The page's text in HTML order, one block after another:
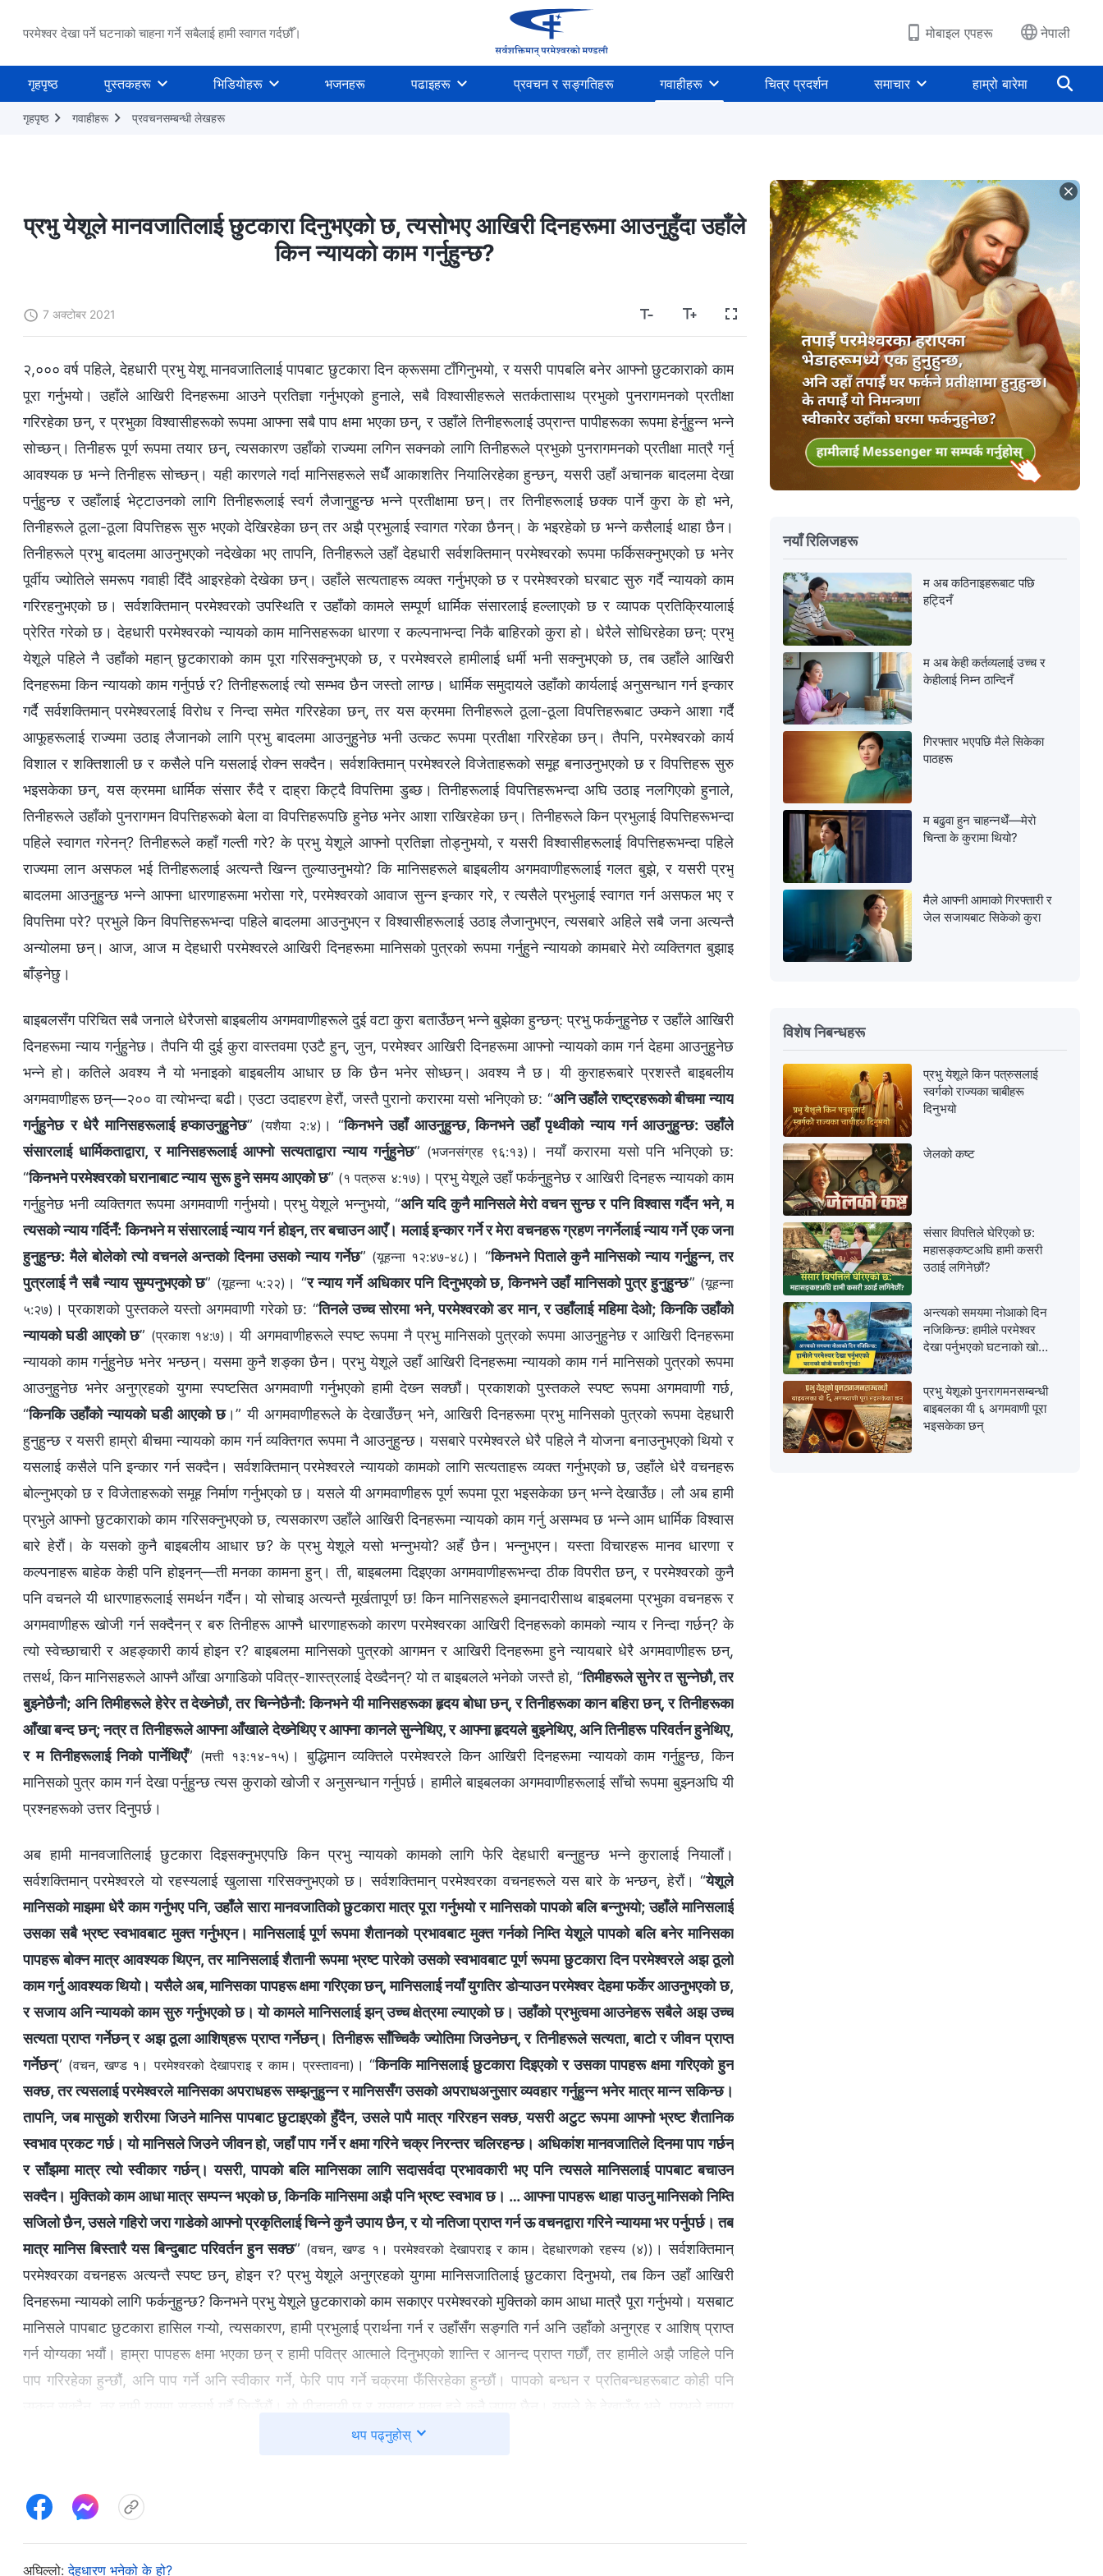
परमेश्वर देखा पर्ने घटनाको चाहना गर्ने सबैलाई हामी स्वागत गर्दछौँ। मोबाइल एपहरू नेपाली
गृहपृष्ठ पुस्तकहरू भिडियोहरू भजनहरू पढाइहरू प्रवचन र सङ्गतिहरू गवाहीहरू चित्र प्रदर्शन समाचार हाम्रो बारेमा
गृहपृष्ठ गवाहीहरू प्रवचनसम्‍बन्धी लेखहरू
प्रभु येशूले मानवजातिलाई छुटकारा दिनुभएको छ, त्यसोभए आखिरी दिनहरूमा आउनुहुँदा उहाँले
किन न्यायको काम गर्नुहुन्छ?
7 अक्टोबर 2021
२,००० वर्ष पहिले, देहधारी प्रभु येशू मानवजातिलाई पापबाट छुटकारा दिन क्रूसमा टाँगिनुभयो, र यसरी पापबलि बनेर आफ्‍नो छुटकाराको काम
पूरा गर्नुभयो। उहाँले आखिरी दिनहरूमा आउने प्रतिज्ञा गर्नुभएको हुनाले, सबै विश्‍वासीहरूले सतर्कतासाथ प्रभुको पुनरागमनको प्रतीक्षा
गरिरहेका छन्, र प्रभुका विश्‍वासीहरूको रूपमा आफ्ना सबै पाप क्षमा भएका छन्, र उहाँले तिनीहरूलाई उप्रान्त पापीहरूका रूपमा हेर्नुहुन्‍न भन्‍ने
सोच्छन्। तिनीहरू पूर्ण रूपमा तयार छन्, त्यसकारण उहाँको राज्यमा लगिन सक्नको लागि तिनीहरूले प्रभुको पुनरागमनको प्रतीक्षा मात्रै गर्नु
आवश्यक छ भन्‍ने तिनीहरू सोच्छन्। यही कारणले गर्दा मानिसहरूले सधैँ आकाशतिर नियालिरहेका हुन्छन्, यसरी उहाँ अचानक बादलमा देखा
पर्नुहुन्छ र उहाँलाई भेट्टाउनको लागि तिनीहरूलाई स्वर्ग लैजानुहुन्छ भन्‍ने प्रतीक्षामा छन्। तर तिनीहरूलाई छक्‍क पार्ने कुरा के हो भने,
तिनीहरूले ठूला-ठूला विपत्तिहरू सुरु भएको देखिरहेका छन् तर अझै प्रभुलाई स्वागत गरेका छैनन्। के भइरहेको छ भन्‍ने कसैलाई थाहा छैन।
तिनीहरूले प्रभु बादलमा आउनुभएको नदेखेका भए तापनि, तिनीहरूले उहाँ देहधारी सर्वशक्तिमान्‌ परमेश्‍वरको रूपमा फर्किसक्‍नुभएको छ भनेर
पूर्वीय ज्योतिले समरूप गवाही दिँदै आइरहेको देखेका छन्। उहाँले सत्यताहरू व्यक्त गर्नुभएको छ र परमेश्‍वरको घरबाट सुरु गर्दै न्यायको काम
गरिरहनुभएको छ। सर्वशक्तिमान्‌ परमेश्‍वरको उपस्थिति र उहाँको कामले सम्पूर्ण धार्मिक संसारलाई हल्‍लाएको छ र व्यापक प्रतिक्रियालाई
प्रेरित गरेको छ। देहधारी परमेश्‍वरको न्यायको काम मानिसहरूका धारणा र कल्‍पनाभन्दा निकै बाहिरको कुरा हो। धेरैले सोधिरहेका छन्: प्रभु
येशूले पहिले नै उहाँको महान् छुटकाराको काम पूरा गरिसक्‍नुभएको छ, र परमेश्‍वरले हामीलाई धर्मी भनी सक्‍नुभएको छ, तब उहाँले आखिरी
दिनहरूमा किन न्यायको काम गर्नुपर्छ र? तिनीहरूलाई त्यो सम्‍भव छैन जस्तो लाग्छ। धार्मिक समुदायले उहाँको कार्यलाई अनुसन्धान गर्न इन्कार
गर्दै सर्वशक्तिमान्‌ परमेश्‍वरलाई विरोध र निन्दा समेत गरिरहेका छन्, तर यस क्रममा तिनीहरूले ठूला-ठूला विपत्तिहरूबाट उम्कने आशा गर्दै
आफूहरूलाई राज्यमा उठाइ लैजानको लागि प्रभु बादलमा आउनुहुनेछ भनी उत्कट रूपमा प्रतीक्षा गरिरहेका छन्। तैपनि, परमेश्‍वरको कार्य
विशाल र शक्तिशाली छ र कसैले पनि यसलाई रोक्‍न सक्दैन। सर्वशक्तिमान्‌ परमेश्‍वरले विजेताहरूको समूह बनाउनुभएको छ र विपत्तिहरू सुरु
भइसकेका छन्, यस क्रममा धार्मिक संसार रुँदै र दाह्रा किट्दै विपत्तिमा डुब्छ। तिनीहरूलाई विपत्तिहरूभन्दा अघि उठाइ नलगिएको हुनाले,
तिनीहरूले उहाँको पुनरागमन विपत्तिहरूको बेला वा विपत्तिहरूपछि हुनेछ भनेर आशा राखिरहेका छन्। तिनीहरूले किन प्रभुलाई विपत्तिहरूभन्दा
पहिले स्वागत गरेनन्? तिनीहरूले कहाँ गल्ती गरे? के प्रभु येशूले आफ्‍नो प्रतिज्ञा तोड्नुभयो, र यसरी विश्‍वासीहरूलाई विपत्तिहरूभन्दा पहिले
राज्यमा लान असफल भई तिनीहरूलाई अत्यन्तै खिन्‍न तुल्याउनुभयो? कि मानिसहरूले बाइबलीय अगमवाणीहरूलाई गलत बुझे, र यसरी प्रभु
बादलमा आउनुहुन्छ भन्‍ने आफ्‍ना धारणाहरूमा भरोसा गरे, परमेश्‍वरको आवाज सुन्‍न इन्कार गरे, र त्यसैले प्रभुलाई स्वागत गर्न असफल भए र
विपत्तिमा परे? प्रभुले किन विपत्तिहरूभन्दा पहिले बादलमा आउनुभएन र विश्‍वासीहरूलाई उठाइ लैजानुभएन, त्यसबारे अहिले सबै जना अत्यन्तै
अन्योलमा छन्। आज, आज म देहधारी परमेश्‍वरले आखिरी दिनहरूमा मानिसको पुत्रको रूपमा गर्नुहुने न्यायको कामबारे मेरो व्यक्तिगत बुझाइ
बाँड्नेछु।
बाइबलसँग परिचित सबै जनाले धेरैजसो बाइबलीय अगमवाणीहरूले दुई वटा कुरा बताउँछन् भन्‍ने बुझेका हुन्छन्: प्रभु फर्कनुहुनेछ र उहाँले आखिरी
दिनहरूमा न्याय गर्नुहुनेछ। तैपनि यी दुई कुरा वास्तवमा एउटै हुन्, जुन, परमेश्‍वर आखिरी दिनहरूमा आफ्‍नो न्यायको काम गर्न देहमा आउनुहुनेछ
भन्‍ने हो। कतिले अवश्य नै यो भनाइको बाइबलीय आधार छ कि छैन भनेर सोध्छन्। अवश्य नै छ। यी कुराहरूबारे प्रशस्तै बाइबलीय
अगमवाणीहरू छन्—२०० वा त्योभन्दा बढी। एउटा उदाहरण हेरौं, जस्तै पुरानो करारमा यसो भनिएको छ: “अनि उहाँले राष्ट्रहरूको बीचमा न्याय
गर्नुहुनेछ र धेरै मानिसहरूलाई हप्काउनुहुनेछ” (यशैया २:४) । “किनभने उहाँ आउनुहुन्छ, किनभने उहाँ पृथ्वीको न्याय गर्न आउनुहुन्छ: उहाँले
संसारलाई धार्मिकताद्वारा, र मानिसहरूलाई आफ्‍नो सत्यताद्वारा न्याय गर्नुहुनेछ” (भजनसंग्रह ९६:१३) । नयाँ करारमा यसो पनि भनिएको छ:
“किनभने परमेश्‍वरको घरानाबाट न्याय सुरू हुने समय आएको छ” (१ पत्रुस ४:१७) । प्रभु येशूले उहाँ फर्कनुहुनेछ र आखिरी दिनहरू न्यायको काम
गर्नुहुनेछ भनी व्यक्तिगत रूपमा अगमवाणी गर्नुभयो। प्रभु येशूले भन्नुभयो, “अनि यदि कुनै मानिसले मेरो वचन सुन्छ र पनि विश्‍वास गर्दैन भने, म
त्यसको न्याय गर्दिनँ: किनभने म संसारलाई न्याय गर्न होइन, तर बचाउन आएँ। मलाई इन्कार गर्ने र मेरा वचनहरू ग्रहण नगर्नेलाई न्याय गर्ने एक जना
हुनुहुन्छ: मैले बोलेको त्यो वचनले अन्तको दिनमा उसको न्याय गर्नेछ” (यूहन्‍ना १२:४७-४८) । “किनभने पिताले कुनै मानिसको न्याय गर्नुहुन्न, तर
पुत्रलाई नै सबै न्याय सुम्पनुभएको छ” (यूहन्‍ना ५:२२) । “र न्याय गर्ने अधिकार पनि दिनुभएको छ, किनभने उहाँ मानिसको पुत्र हुनुहुन्छ” (यूहन्‍ना
५:२७) । प्रकाशको पुस्तकले यस्तो अगमवाणी गरेको छ: “तिनले उच्‍च सोरमा भने, परमेश्‍वरको डर मान, र उहाँलाई महिमा देओ; किनकि उहाँको
न्यायको घडी आएको छ” (प्रकाश १४:७) । यी अगमवाणीहरूले स्पष्ट रूपमा नै प्रभु मानिसको पुत्रको रूपमा आउनुहुनेछ र आखिरी दिनहरूमा
न्यायको काम गर्नुहुनेछ भनेर भन्छन्। यसमा कुनै शङ्का छैन। प्रभु येशूले उहाँ आखिरी दिनहरूमा न्यायको काम गर्न मानिसको पुत्रको रूपमा
आउनुहुनेछ भनेर अनुग्रहको युगमा स्पष्टसित अगमवाणी गर्नुभएको हामी देख्‍न सक्छौं। प्रकाशको पुस्तकले स्पष्ट रूपमा अगमवाणी गर्छ,
“किनकि उहाँको न्यायको घडी आएको छ।” यी अगमवाणीहरूले के देखाउँछन् भने, आखिरी दिनहरूमा प्रभु मानिसको पुत्रको रूपमा देहधारी
हुनुहुन्छ र यसरी हाम्रो बीचमा न्यायको काम गर्न व्यक्तिगत रूपमा नै आउनुहुन्छ। यसबारे परमेश्‍वरले धेरै पहिले नै योजना बनाउनुभएको थियो र
यसलाई कसैले पनि इन्कार गर्न सक्दैन। सर्वशक्तिमान्‌ परमेश्‍वरले न्यायको कामको लागि सत्यताहरू व्यक्त गर्नुभएको छ, उहाँले धेरै वचनहरू
बोल्‍नुभएको छ र विजेताहरूको समूह निर्माण गर्नुभएको छ। यसले यी अगमवाणीहरू पूर्ण रूपमा पूरा भइसकेका छन् भन्‍ने देखाउँछ। लौ अब हामी
प्रभुले आफ्‍नो छुटकाराको काम गरिसक्‍नुभएको छ, त्यसकारण उहाँले आखिरी दिनहरूमा न्यायको काम गर्नु असम्‍भव छ भन्‍ने आम धार्मिक विश्‍वास
बारे हेरौं। के यसको कुनै बाइबलीय आधार छ? के प्रभु येशूले यसो भन्‍नुभयो? अहँ छैन। भन्नुभएन। यस्ता विचारहरू मानव धारणा र
कल्‍पनाहरू बाहेक केही पनि होइनन्—ती मनका कामना हुन्। ती, बाइबलमा दिइएका अगमवाणीहरूभन्दा ठीक विपरीत छन्, र परमेश्‍वरको कुनै
पनि वचनले यी धारणाहरूलाई समर्थन गर्दैन। यो सोचाइ अत्यन्तै मूर्खतापूर्ण छ! किन मानिसहरूले इमानदारीसाथ बाइबलमा प्रभुका वचनहरू र
अगमवाणीहरू खोजी गर्न सक्दैनन् र बरु तिनीहरू आफ्‍नै धारणाहरूको कारण परमेश्‍वरका आखिरी दिनहरूको कामको न्याय र निन्दा गर्छन्? के
त्यो स्वेच्‍छाचारी र अहङ्कारी कार्य होइन र? बाइबलमा मानिसको पुत्रको आगमन र आखिरी दिनहरूमा हुने न्यायबारे धेरै अगमवाणीहरू छन्,
तसर्थ, किन मानिसहरूले आफ्‍नै आँखा अगाडिको पवित्र-शास्त्रलाई देख्दैनन्? यो त बाइबलले भनेको जस्तै हो, “तिमीहरूले सुनेर त सुन्‍नेछौ, तर
बुझ्‍नेछैनौ; अनि तिमीहरूले हेरेर त देख्‍नेछौ, तर चिन्‍नेछैनौ: किनभने यी मानिसहरूका हृदय बोधा छन्, र तिनीहरूका कान बहिरा छन्, र तिनीहरूका
आँखा बन्द छन्; नत्र त तिनीहरूले आफ्‍ना आँखाले देख्‍नेथिए र आफ्‍ना कानले सुन्‍नेथिए, र आफ्‍ना हृदयले बुझ्‍नेथिए, अनि तिनीहरू परिवर्तन हुनेथिए,
र म तिनीहरूलाई निको पार्नेथिएँ” (मत्ती १३:१४-१५) । बुद्धिमान व्यक्तिले परमेश्‍वरले किन आखिरी दिनहरूमा न्यायको काम गर्नुहुन्छ, किन
मानिसको पुत्र काम गर्न देखा पर्नुहुन्छ त्यस कुराको खोजी र अनुसन्धान गर्नुपर्छ। हामीले बाइबलका अगमवाणीहरूलाई साँचो रूपमा बुझ्‍नअघि यी
प्रश्‍नहरूको उत्तर दिनुपर्छ।
अब हामी मानवजातिलाई छुटकारा दिइसक्‍नुभएपछि किन प्रभु न्यायको कामको लागि फेरि देहधारी बन्‍नुहुन्छ भन्‍ने कुरालाई नियालौं।
सर्वशक्तिमान् परमेश्‍वरले यो रहस्यलाई खुलासा गरिसक्‍नुभएको छ। सर्वशक्तिमान्‌ परमेश्‍वरका वचनहरूले यस बारे के भन्छन्, हेरौं। “येशूले
मानिसको माझमा धेरै काम गर्नुभए पनि, उहाँले सारा मानवजातिको छुटकारा मात्र पूरा गर्नुभयो र मानिसको पापको बलि बन्नुभयो; उहाँले मानिसलाई
उसका सबै भ्रष्ट स्वभावबाट मुक्त गर्नुभएन। मानिसलाई पूर्ण रूपमा शैतानको प्रभावबाट मुक्त गर्नको निम्ति येशूले पापको बलि बनेर मानिसका
पापहरू बोक्न मात्र आवश्यक थिएन, तर मानिसलाई शैतानी रूपमा भ्रष्ट पारेको उसको स्वभावबाट पूर्ण रूपमा छुटकारा दिन परमेश्‍वरले अझ ठूलो
काम गर्नु आवश्यक थियो। यसैले अब, मानिसका पापहरू क्षमा गरिएका छन्, मानिसलाई नयाँ युगतिर डोऱ्याउन परमेश्‍वर देहमा फर्केर आउनुभएको छ,
र सजाय अनि न्यायको काम सुरु गर्नुभएको छ। यो कामले मानिसलाई झन् उच्च क्षेत्रमा ल्याएको छ। उहाँको प्रभुत्वमा आउनेहरू सबैले अझ उच्च
सत्यता प्राप्त गर्नेछन् र अझ ठूला आशिष्‌हरू प्राप्त गर्नेछन्। तिनीहरू साँच्चिकै ज्योतिमा जिउनेछन्, र तिनीहरूले सत्यता, बाटो र जीवन प्राप्त
गर्नेछन्” (वचन, खण्ड १। परमेश्‍वरको देखापराइ र काम। प्रस्तावना) । “किनकि मानिसलाई छुटकारा दिइएको र उसका पापहरू क्षमा गरिएको हुन
सक्छ, तर त्यसलाई परमेश्‍वरले मानिसका अपराधहरू सम्‍झनुहुन्‍न र मानिससँग उसको अपराधअनुसार व्यवहार गर्नुहुन्‍न भनेर मात्र मान्न सकिन्छ।
तापनि, जब मासुको शरीरमा जिउने मानिस पापबाट छुटाइएको हुँदैन, उसले पापै मात्र गरिरहन सक्छ, यसरी अटुट रूपमा आफ्नो भ्रष्ट शैतानिक
स्वभाव प्रकट गर्छ। यो मानिसले जिउने जीवन हो, जहाँ पाप गर्ने र क्षमा गरिने चक्र निरन्तर चलिरहन्छ। अधिकांश मानवजातिले दिनमा पाप गर्छन्
र साँझमा मात्र त्यो स्वीकार गर्छन्। यसरी, पापको बलि मानिसका लागि सदासर्वदा प्रभावकारी भए पनि त्यसले मानिसलाई पापबाट बचाउन
सक्दैन। मुक्तिको काम आधा मात्र सम्पन्न भएको छ, किनकि मानिसमा अझै पनि भ्रष्ट स्वभाव छ। … आफ्ना पापहरू थाहा पाउनु मानिसको निम्ति
सजिलो छैन, उसले गहिरो जरा गाडेको आफ्‍नो प्रकृतिलाई चिन्ने कुनै उपाय छैन, र यो नतिजा प्राप्त गर्न ऊ वचनद्वारा गरिने न्यायमा भर पर्नुपर्छ। तब
मात्र मानिस बिस्तारै यस बिन्दुबाट परिवर्तन हुन सक्छ” (वचन, खण्ड १। परमेश्‍वरको देखापराइ र काम। देहधारणको रहस्य (४)) । सर्वशक्तिमान्‌
परमेश्‍वरका वचनहरू अत्यन्तै स्पष्ट छन्, होइन र? प्रभु येशूले अनुग्रहको युगमा मानिसजातिलाई छुटकारा दिनुभयो, तब किन उहाँ आखिरी
दिनहरूमा न्यायको लागि फर्कनुहुन्छ? किनभने प्रभु येशूले छुटकाराको काम सकाएर परमेश्‍वरको मुक्तिको काम आधा मात्रै पूरा गर्नुभयो। यसबाट
मानिसले पापबाट छुटकारा हासिल गऱ्यो, त्यसकारण, हामी प्रभुलाई प्रार्थना गर्न र उहाँसँग सङ्गति गर्न अनि उहाँको अनुग्रह र आशिष्‌ प्राप्त
गर्न योग्यका भयौं। हाम्रा पापहरू क्षमा भएका छन् र हामी पवित्र आत्‍माले दिनुभएको शान्ति र आनन्द प्राप्त गर्छौं, तर हामीले अझै जहिले पनि
पाप गरिरहेका हुन्छौं, अनि पाप गर्ने अनि स्वीकार गर्ने, फेरि पाप गर्ने चक्रमा फँसिरहेका हुन्छौं। पापको बन्धन र प्रतिबन्धहरूबाट कोही पनि
पाप क्षमा गर्नुभएको भए पनि, हाम्रो पापी प्रकृति अझै अस्तित्वमा छ; हाम्रो भ्रष्ट स्वभाव अझै अस्तित्वमा छ। हामीले कुनै पनि बेला
आगमवाणीलाई पूर्ण रूपमा पूरा गर्छ: “
तपाईंको नाउँमा दियाबलसहरू धपाएनौं र? र तपाईंको नाउँमा धेरै अचम्मका कामहरू गरेनौं र? अनि म तिनीहरूका निम्ती घोषणा गर्नेछु, मैले
थप पढ्नुहोस्
अघिल्लो:देहधारण भनेको के हो?
नयाँ रिलिजहरू
म अब कठिनाइहरूबाट पछि
हट्दिनँ
म अब केही कर्तव्यलाई उच्च र
केहीलाई निम्न ठान्दिनँ
गिरफ्तार भएपछि मैले सिकेका
पाठहरू
म बढुवा हुन चाहन्नथेँ—मेरो
चिन्ता के कुरामा थियो?
मैले आफ्नी आमाको गिरफ्तारी र
जेल सजायबाट सिकेको कुरा
विशेष निबन्धहरू
प्रभु येशूले किन पत्रुसलाई
स्वर्गको राज्यका चाबीहरू
दिनुभयो
जेलको कष्ट
संसार विपत्तिले घेरिएको छ:
महासङ्कष्टअघि हामी कसरी
उठाई लगिनेछौं?
अन्त्यको समयमा नोआको दिन
नजिकिन्छ: हामीले परमेश्‍वर
देखा पर्नुभएको घटनाको खोजी
प्रभु येशूको पुनरागमनसम्‍बन्धी
बाइबलका यी ६ अगमवाणी पूरा
भइसकेका छन्